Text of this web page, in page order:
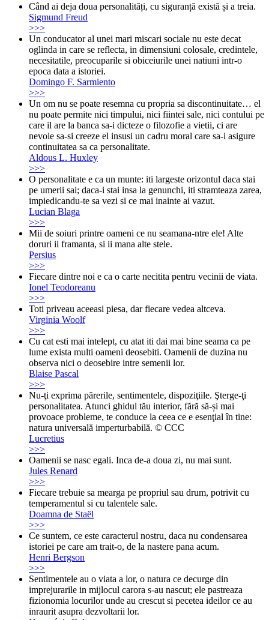
Când ai deja doua personalități, cu siguranță există și a treia.
Sigmund Freud
>>>
Un conducator al unei mari miscari sociale nu este decat
oglinda in care se reflecta, in dimensiuni colosale, credintele,
necesitatile, preocuparile si obiceiurile unei natiuni intr-o
epoca data a istoriei.
Domingo F. Sarmiento
>>>
Un om nu se poate resemna cu propria sa discontinuitate… el
nu poate permite nici timpului, nici fiintei sale, nici contului pe
care il are la banca sa-i dicteze o filozofie a vietii, ci are
nevoie sa-si creeze el insusi un cadru moral care sa-i asigure
continuitatea sa ca personalitate.
Aldous L. Huxley
>>>
O personalitate e ca un munte: iti largeste orizontul daca stai
pe umerii sai; daca-i stai insa la genunchi, iti stramteaza zarea,
impiedicandu-te sa vezi si ce mai inainte ai vazut.
Lucian Blaga
>>>
Mii de soiuri printre oameni ce nu seamana-ntre ele! Alte
doruri ii framanta, si ii mana alte stele.
Persius
>>>
Fiecare dintre noi e ca o carte necitita pentru vecinii de viata.
Ionel Teodoreanu
>>>
Toti priveau aceeasi piesa, dar fiecare vedea altceva.
Virginia Woolf
>>>
Cu cat esti mai intelept, cu atat iti dai mai bine seama ca pe
lume exista multi oameni deosebiti. Oamenii de duzina nu
observa nici o deosebire intre semenii lor.
Blaise Pascal
>>>
Nu-ţi exprima părerile, sentimentele, dispoziţiile. Şterge-ţi
personalitatea. Atunci ghidul tău interior, fără să-și mai
provoace probleme, te conduce la ceea ce e esenţial în tine:
natura universală imperturbabilă. © CCC
Lucretius
>>>
Oamenii se nasc egali. Inca de-a doua zi, nu mai sunt.
Jules Renard
>>>
Fiecare trebuie sa mearga pe propriul sau drum, potrivit cu
temperamentul si cu talentele sale.
Doamna de Staël
>>>
Ce suntem, ce este caracterul nostru, daca nu condensarea
istoriei pe care am trait-o, de la nastere pana acum.
Henri Bergson
>>>
Sentimentele au o viata a lor, o natura ce decurge din
imprejurarile in mijlocul carora s-au nascut; ele pastreaza
fizionomia locurilor unde au crescut si pecetea ideilor ce au
inraurit asupra dezvoltarii lor.